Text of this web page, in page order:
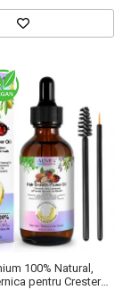
100% Natural,
pentru Cresterea